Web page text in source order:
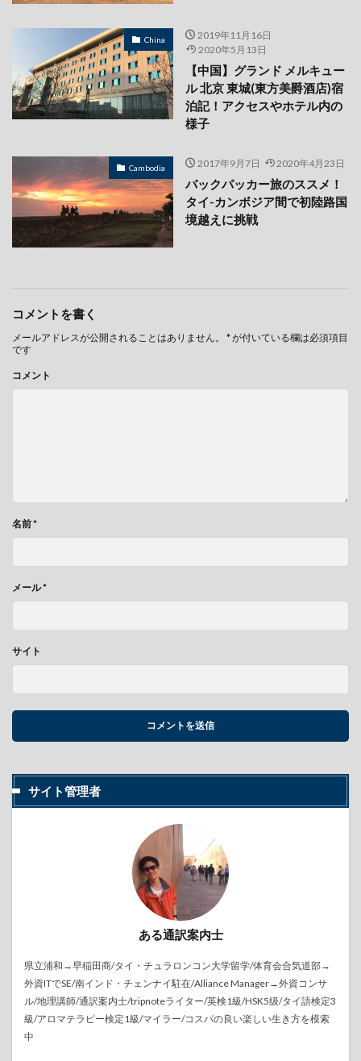
China
2019年11月16日
2020年5月13日
【中国】グランド メルキュー
ル 北京 東城(東方美爵酒店)宿
泊記！アクセスやホテル内の
様子
Cambodia 2017年9月7日 2020年4月23日
バックパッカー旅のススメ！
タイ-カンボジア間で初陸路国
境越えに挑戦
コメントを書く
メールアドレスが公開されることはありません。 *が付いている欄は必須項目
です
コメント
名前*
メール*
サイト
サイト管理者
ある通訳案内士
県立浦和→早稲田商/タイ・チュラロンコン大学留学/体育会合気道部→
外資ITでSE/南インド・チェンナイ駐在/Alliance Manager→外資コンサ
ル/地理講師/通訳案内士/tripnoteライター/英検1級/HSK5级/タイ語検定3
級/アロマテラピー検定1級/マイラー/コスパの良い楽しい生き方を模索
中